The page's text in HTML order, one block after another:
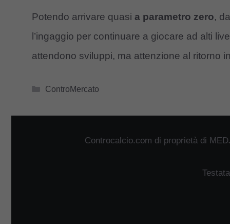
Potendo arrivare quasi a parametro zero,
l’ingaggio per continuare a giocare ad alti
attendono sviluppi, ma attenzione al ritorno in
Categorie
ControMercato
Controcalcio.com di proprietà di